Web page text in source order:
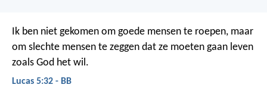
Ik ben niet gekomen om goede mensen te roepen, maar
om slechte mensen te zeggen dat ze moeten gaan leven
zoals God het wil.
Lucas 5:32 - BB